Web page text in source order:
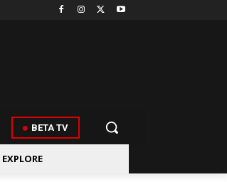
BETA TV
EXPLORE